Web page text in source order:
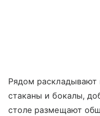
Рядом раскладывают
стаканы и бокалы,
столе размещают